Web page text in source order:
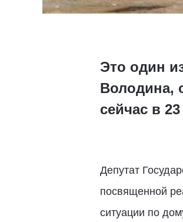
Это один
Володина,
сейчас в
Депутат
посвященной
ситуации по